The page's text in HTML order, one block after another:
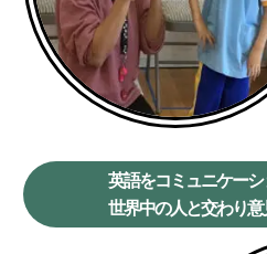
英語をコミュニケー
世界中の人と交わり